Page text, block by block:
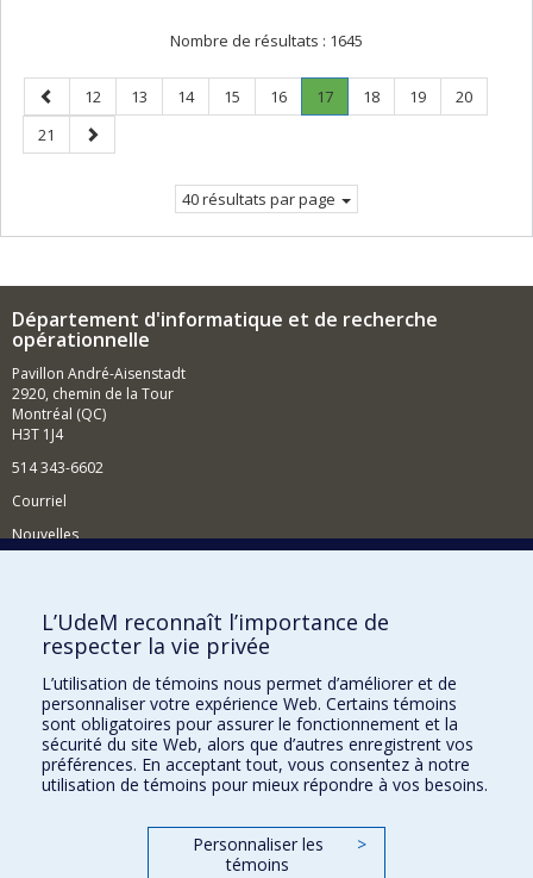
Nombre de résultats : 1645
Page
précédente
Page
12 Page
13 Page
14 Page
15 Page
16 Page
17.
Page
Page
18 Page
19 Page
20
Page
21
Page
suivante
40 résultats par page
Département d'informatique et de recherche
opérationnelle
Pavillon André-Aisenstadt
2920, chemin de la Tour
Montréal (QC)
H3T 1J4
514 343-6602
Courriel
Nouvelles
Comment soutenir le Département?
BESOIN D'AIDE?
Plan du site
Signaler une erreur
Accessibilité
FACULTÉ DES ARTS ET DES SCIENCES
Nos départements et écoles
L’UdeM reconnaît l’importance de
respecter la vie privée
L’utilisation de témoins nous permet d’améliorer et de
personnaliser votre expérience Web. Certains témoins
sont obligatoires pour assurer le fonctionnement et la
sécurité du site Web, alors que d’autres enregistrent vos
préférences. En acceptant tout, vous consentez à notre
utilisation de témoins pour mieux répondre à vos besoins.
Personnaliser les
témoins
>